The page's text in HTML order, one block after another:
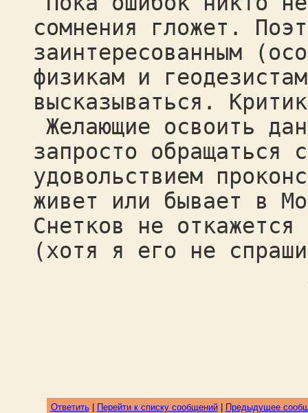
сомнения гложет.
заинтересованным
физикам и
высказываться.
Желающие освоить
запросто обращаться
удовольствием
живет или бывает в
Снетков не
(хотя я его не
Ответить| Перейти к списку сообщений| Предыдущее